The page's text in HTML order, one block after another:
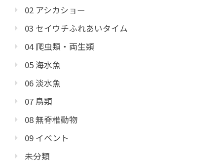
02 アシカショー
03 セイウチふれあいタイム
04 爬虫類・両生類
05 海水魚
06 淡水魚
07 鳥類
08 無脊椎動物
09 イベント
未分類